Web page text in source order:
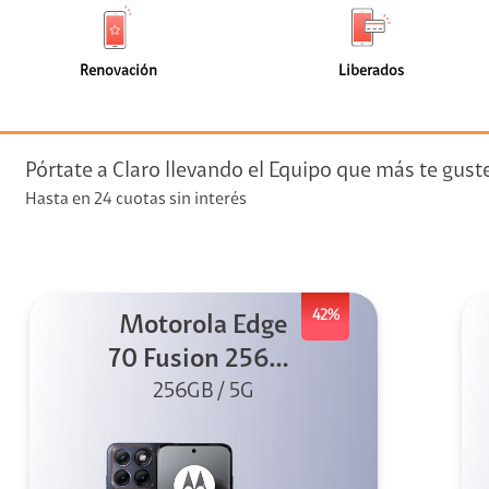
+ Telefonía
streaming
de
faceta
Renovación
(0)
faceta
Liberados
Pórtate a Claro llevando el Equipo que más te
Hasta en 24 cuotas sin interés
42%
Motorola Edge
70 Fusion 256GB
Azul
256GB / 5G